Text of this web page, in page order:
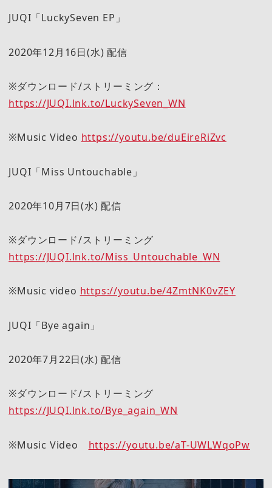
JUQI「LuckySeven EP」
2020年12月16日(水) 配信
※ダウンロード/ストリーミング：
https://JUQI.lnk.to/LuckySeven_WN
※Music Video https://youtu.be/duEireRiZvc
JUQI「Miss Untouchable」
2020年10月7日(水) 配信
※ダウンロード/ストリーミング
https://JUQI.lnk.to/Miss_Untouchable_WN
※Music video https://youtu.be/4ZmtNK0vZEY
JUQI「Bye again」
2020年7月22日(水) 配信
※ダウンロード/ストリーミング
https://JUQI.lnk.to/Bye_again_WN
※Music Video https://youtu.be/aT-UWLWqoPw